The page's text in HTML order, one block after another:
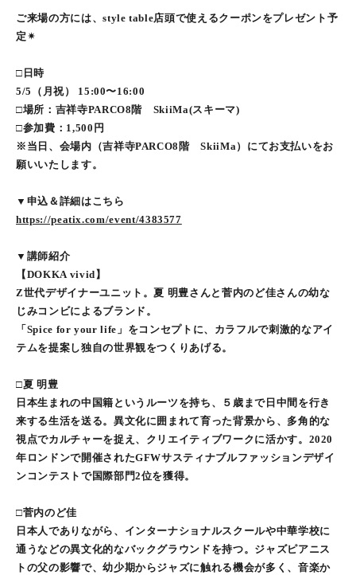
ご来場の方には、style table店頭で使えるクーポンをプレゼント予
定✴︎
□日時
5/5（月祝） 15:00〜16:00
□場所：吉祥寺PARCO8階 SkiiMa(スキーマ)
□参加費：1,500円
※当日、会場内（吉祥寺PARCO8階 SkiiMa）にてお支払いをお
願いいたします。
▼申込＆詳細はこちら
https://peatix.com/event/4383577
▼講師紹介
【DOKKA vivid】
Z世代デザイナーユニット。夏 明豊さんと菅内のど佳さんの幼な
じみコンビによるブランド。
「Spice for your life」をコンセプトに、カラフルで刺激的なアイ
テムを提案し独自の世界観をつくりあげる。
□夏 明豊
日本生まれの中国籍というルーツを持ち、５歳まで日中間を行き
来する生活を送る。異文化に囲まれて育った背景から、多角的な
視点でカルチャーを捉え、クリエイティブワークに活かす。2020
年ロンドンで開催されたGFWサスティナブルファッションデザイ
ンコンテストで国際部門2位を獲得。
□菅内のど佳
日本人でありながら、インターナショナルスクールや中華学校に
通うなどの異文化的なバックグラウンドを持つ。ジャズピアニス
トの父の影響で、幼少期からジャズに触れる機会が多く、音楽か